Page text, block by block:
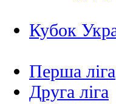
Кубок
Перша ліга
Друга ліга